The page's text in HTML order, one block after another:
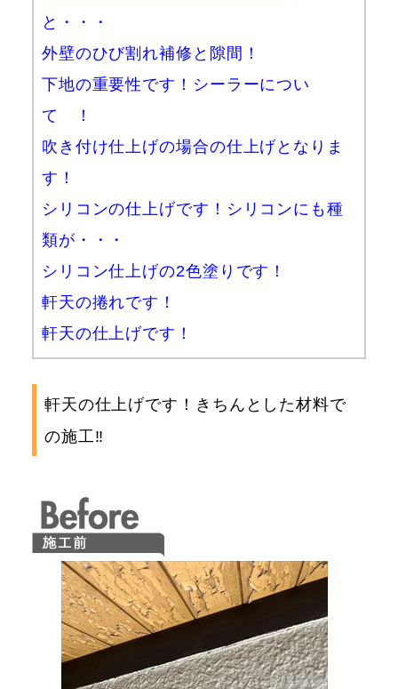
と・・・
外壁のひび割れ補修と隙間！
下地の重要性です！シーラーについ
て ！
吹き付け仕上げの場合の仕上げとなりま
す！
シリコンの仕上げです！シリコンにも種
類が・・・
シリコン仕上げの2色塗りです！
軒天の捲れです！
軒天の仕上げです！
軒天の仕上げです！きちんとした材料で
の施工‼